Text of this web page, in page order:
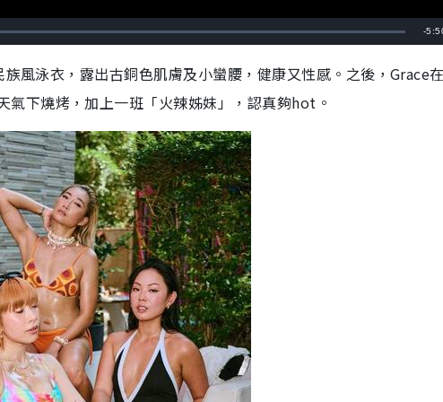
剩
-
風泳衣，露出古銅色肌膚及小蠻腰，健康又性感。之後，Grace
下燒烤，加上一班「火辣姊妹」，認真夠hot。